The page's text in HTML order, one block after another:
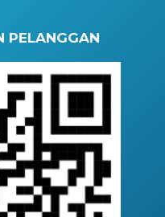
PELANGGAN